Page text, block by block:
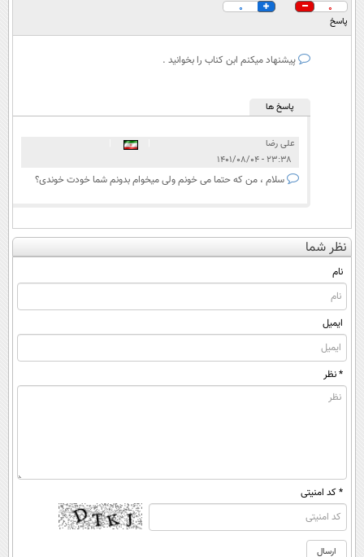
0
0
پاسخ
پيشنهاد ميكنم ابن كناب را بخوانيد .
پاسخ ها
علی رضا
۲۳:۳۸ - ۱۴۰۱/۰۸/۰۴
سلام ، من که حتما می خونم ولی میخوام بدونم شما خودت خوندی؟
نظر شما
نام
ایمیل
* نظر
* کد امنیتی